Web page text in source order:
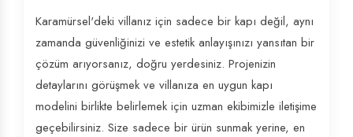
Karamürsel'deki villanız için sadece bir kapı değil, aynı
zamanda güvenliğinizi ve estetik anlayışınızı yansıtan bir
çözüm arıyorsanız, doğru yerdesiniz. Projenizin
detaylarını görüşmek ve villanıza en uygun kapı
modelini birlikte belirlemek için uzman ekibimizle iletişime
geçebilirsiniz. Size sadece bir ürün sunmak yerine, en